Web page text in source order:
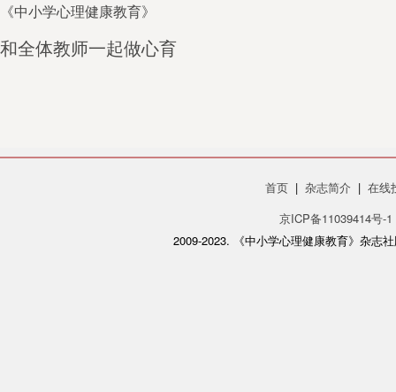
《中小学心理健康教育》
和全体教师一起做心育
首页| 杂志简介 | 在线
京ICP备11039414号-1
2009-2023. 《中小学心理健康教育》杂志